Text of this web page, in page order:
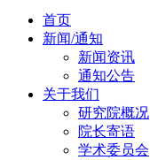
首页
新闻/通知
新闻资讯
通知公告
关于我们
研究院概况
院长寄语
学术委员会